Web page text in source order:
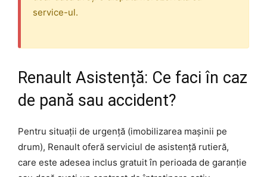
service-ul.
Renault Asistență: Ce faci în caz
de pană sau accident?
Pentru situații de urgență (imobilizarea mașinii pe
drum), Renault oferă serviciul de asistență rutieră,
care este adesea inclus gratuit în perioada de garanție